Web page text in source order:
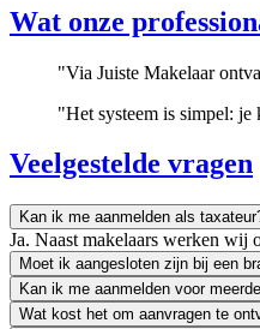
Wat onze
"Via Juiste Makelaar
"Het systeem is simpel: je
Veelgestelde vragen
Kan ik me aanmelden als
Ja. Naast makelaars werken wij
Moet ik aangesloten zijn bij een
Kan ik me aanmelden voor
Wat kost het om aanvragen te